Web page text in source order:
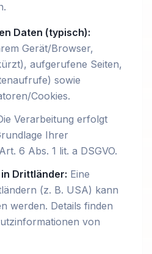
Daten (typisch):
Gerät/Browser,
aufgerufene Seiten,
sowie
Cookies.
Verarbeitung erfolgt
Ihrer
6 Abs. 1 lit. a DSGVO.
Drittländer: Eine
(z. B. USA) kann
werden. Details finden
von